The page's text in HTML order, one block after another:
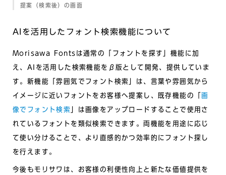
提案（検索後）の画面
AIを活用したフォント検索機能について
Morisawa Fontsは通常の「フォントを探す」機能に加
え、AIを活用した検索機能をβ版として開発、提供していま
す。新機能「雰囲気でフォント検索」は、言葉や雰囲気から
イメージに近いフォントをお客様へ提案し、既存機能の「 画
像でフォント検索
」は画像をアップロードすることで使用さ
れているフォントを類似検索できます。両機能を用途に応じ
て使い分けることで、より直感的かつ効率的にフォント探し
を行えます。
今後もモリサワは、お客様の利便性向上と新たな価値提供を